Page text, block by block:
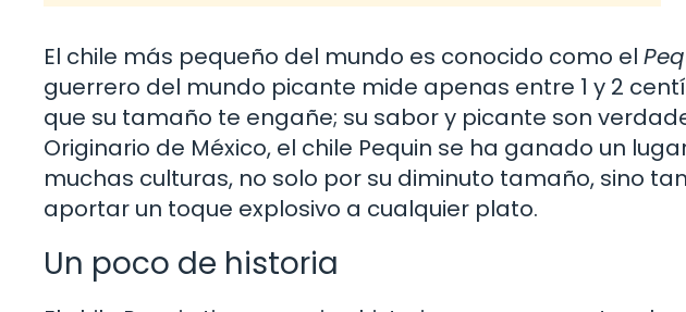
El chile más pequeño del mundo es conocido como el
guerrero del mundo picante mide apenas entre 1 y 2
que su tamaño te engañe; su sabor y picante son
Originario de México, el chile Pequin se ha ganado un
muchas culturas, no solo por su diminuto tamaño, sino
aportar un toque explosivo a cualquier plato.
Un poco de historia